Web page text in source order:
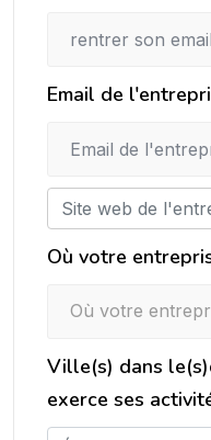
Email de
Où votre
Où votre
Ville(s) dans
exerce ses